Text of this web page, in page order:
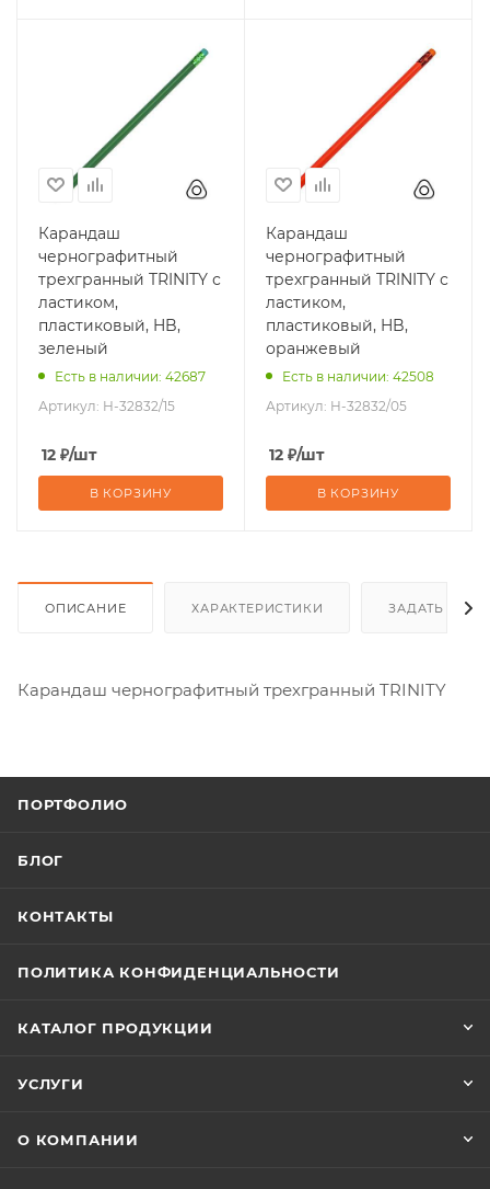
Карандаш
чернографитный
трехгранный TRINITY с
ластиком,
пластиковый, HB,
зеленый
Есть в наличии: 42687
Артикул: H-32832/15
12 ₽/шт
В КОРЗИНУ
Карандаш
чернографитный
трехгранный TRINITY с
ластиком,
пластиковый, HB,
оранжевый
Есть в наличии: 42508
Артикул: H-32832/05
12 ₽/шт
В КОРЗИНУ
ОПИСАНИЕ ХАРАКТЕРИСТИКИ ЗАДАТЬ
Карандаш чернографитный трехгранный TRINITY
ПОРТФОЛИО
БЛОГ
КОНТАКТЫ
ПОЛИТИКА КОНФИДЕНЦИАЛЬНОСТИ
КАТАЛОГ ПРОДУКЦИИ
УСЛУГИ
О КОМПАНИИ